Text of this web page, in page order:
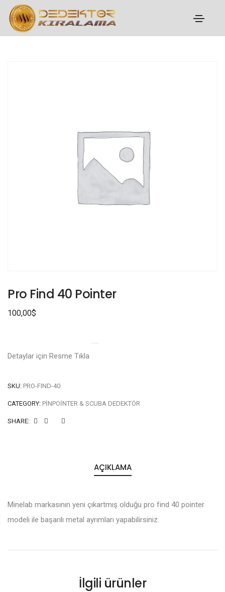
Pro Find 40 Pointer
100,00$
Detaylar için Resme Tıkla
SKU: PRO-FIND-40
CATEGORY: PINPOINTER & SCUBA DEDEKTÖR
SHARE:
AÇIKLAMA
Minelab markasının yeni çıkartmış olduğu pro find 40 pointer
modeli ile başarılı metal ayrımları yapabilirsiniz.
İlgili ürünler